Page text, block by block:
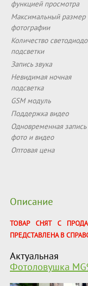
функцией просмотра
Максимальный размер
фотографии
Количество
подсветки
Запись звука
Невидимая ночная
подсветка
GSM модуль
Поддержка видео
Одновременная запись
фото и видео
Оптовая цена
Описание
ТОВАР СНЯТ С
ПРЕДСТАВЛЕНА В
Актуальная
Фотоловушка